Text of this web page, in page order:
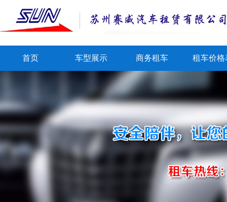
首页 车型展示 商务租车 租车价格